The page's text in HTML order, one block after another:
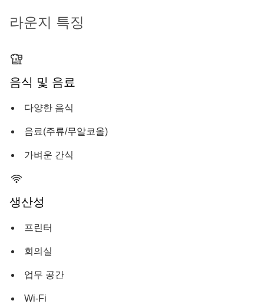
라운지 특징
음식 및 음료
다양한 음식
음료(주류/무알코올)
가벼운 간식
생산성
프린터
회의실
업무 공간
Wi-Fi